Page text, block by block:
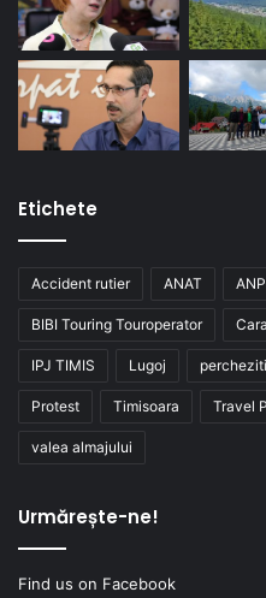
Etichete
Accident rutier ANAT
BIBI Touring Touroperator
IPJ TIMIS Lugoj
Protest Timisoara Travel
valea almajului
Urmărește-ne!
Find us on Facebook